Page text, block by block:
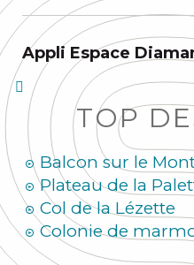
Appli Espace
TOP
Balcon sur le
Plateau de la
Col de la Lézette
Colonie de